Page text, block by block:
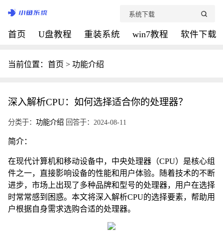
首页 U盘教程 重装系统 win7教程 软件下载
当前位置： 首页 > 功能介绍
深入解析CPU：如何选择适合你的处理器？
分类于： 功能介绍 回答于：2024-08-11
简介：
在现代计算机和移动设备中，中央处理器（CPU）是核心组
件之一，直接影响设备的性能和用户体验。随着技术的不断
进步，市场上出现了多种品牌和型号的处理器，用户在选择
时常常感到困惑。本文将深入解析CPU的选择要素，帮助用
户根据自身需求选购合适的处理器。